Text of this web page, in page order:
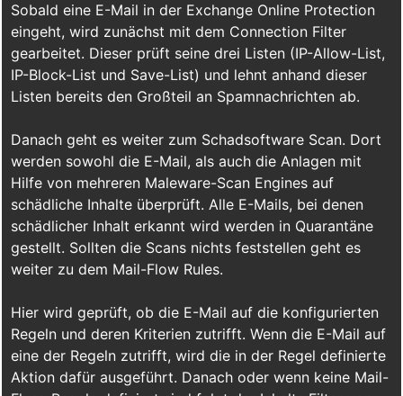
Sobald eine E-Mail in der Exchange Online Protection
eingeht, wird zunächst mit dem Connection Filter
gearbeitet. Dieser prüft seine drei Listen (IP-Allow-List,
IP-Block-List und Save-List) und lehnt anhand dieser
Listen bereits den Großteil an Spamnachrichten ab.
Danach geht es weiter zum Schadsoftware Scan. Dort
werden sowohl die E-Mail, als auch die Anlagen mit
Hilfe von mehreren Maleware-Scan Engines auf
schädliche Inhalte überprüft. Alle E-Mails, bei denen
schädlicher Inhalt erkannt wird werden in Quarantäne
gestellt. Sollten die Scans nichts feststellen geht es
weiter zu dem Mail-Flow Rules.
Hier wird geprüft, ob die E-Mail auf die konfigurierten
Regeln und deren Kriterien zutrifft. Wenn die E-Mail auf
eine der Regeln zutrifft, wird die in der Regel definierte
Aktion dafür ausgeführt. Danach oder wenn keine Mail-